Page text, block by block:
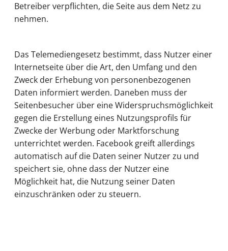
Betreiber verpflichten, die Seite aus dem Netz zu
nehmen.
Das Telemediengesetz bestimmt, dass Nutzer einer
Internetseite über die Art, den Umfang und den
Zweck der Erhebung von personenbezogenen
Daten informiert werden. Daneben muss der
Seitenbesucher über eine Widerspruchsmöglichkeit
gegen die Erstellung eines Nutzungsprofils für
Zwecke der Werbung oder Marktforschung
unterrichtet werden. Facebook greift allerdings
automatisch auf die Daten seiner Nutzer zu und
speichert sie, ohne dass der Nutzer eine
Möglichkeit hat, die Nutzung seiner Daten
einzuschränken oder zu steuern.